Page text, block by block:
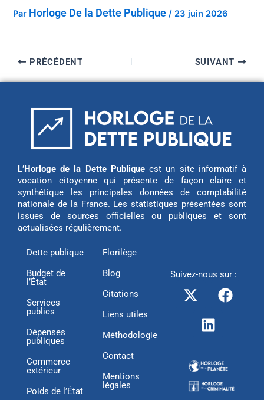
Par Horloge De la Dette Publique / 23 juin 2026
PRÉCÉDENT SUIVANT
L’Horloge de la Dette Publiqueest un site informatif à
vocation citoyenne qui présente de façon claire et
synthétique les principales données de comptabilité
nationale de la France. Les statistiques présentées sont
issues de sources officielles ou publiques et sont
actualisées régulièrement.
Dette publique
Budget de
l’État
Services
publics
Dépenses
publiques
Commerce
extérieur
Poids de l’État
Florilège
Blog
Citations
Liens utiles
Méthodologie
Contact
Mentions
légales
Suivez-nous sur :
X
-
t
t
e
F
a
o
k
n
k
d
i
n